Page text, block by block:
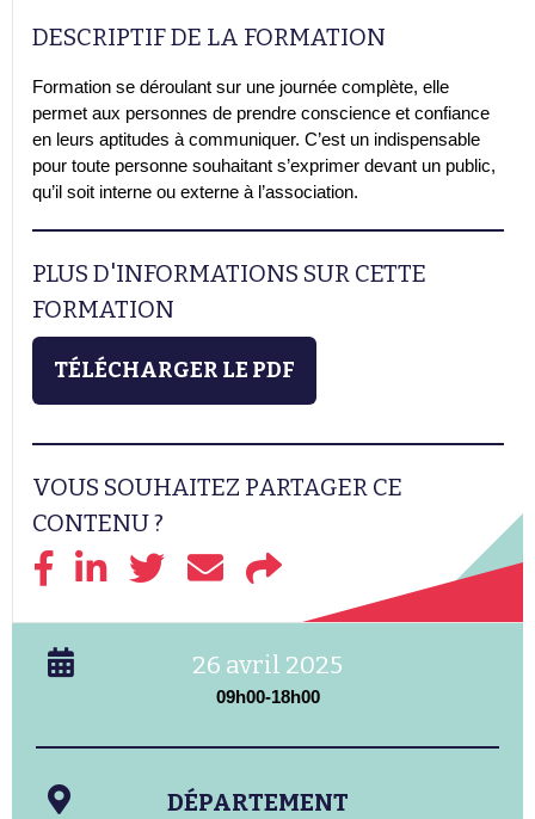
DESCRIPTIF DE LA FORMATION
Formation se déroulant sur une journée complète, elle
permet aux personnes de prendre conscience et confiance
en leurs aptitudes à communiquer. C’est un indispensable
pour toute personne souhaitant s’exprimer devant un public,
qu’il soit interne ou externe à l’association.
PLUS D'INFORMATIONS SUR CETTE
FORMATION
TÉLÉCHARGER LE PDF
VOUS SOUHAITEZ PARTAGER CE
CONTENU ?
26 avril 2025
09h00-18h00
DÉPARTEMENT